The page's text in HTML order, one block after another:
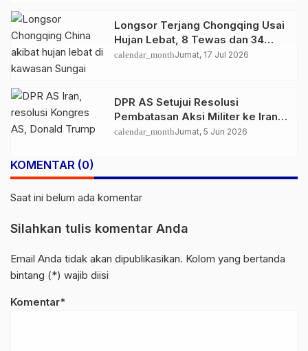
Longsor Terjang Chongqing Usai
Hujan Lebat, 8 Tewas dan 34
Orang Masih Hilang
calendar_monthJumat, 17 Jul 2026
DPR AS Setujui Resolusi
Pembatasan Aksi Militer ke Iran,
Tekanan Politik untuk Trump
calendar_monthJumat, 5 Jun 2026
KOMENTAR (0)
Saat ini belum ada komentar
Silahkan tulis komentar Anda
Email Anda tidak akan dipublikasikan. Kolom yang bertanda
bintang (*) wajib diisi
Komentar*